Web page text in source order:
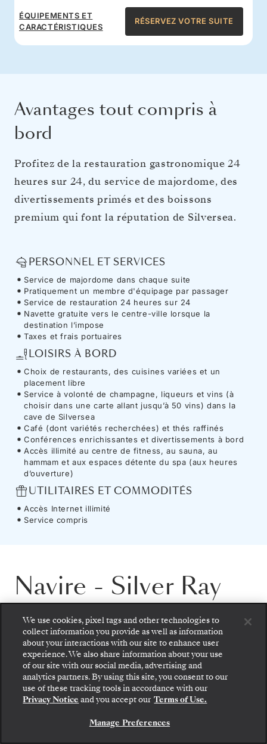
ÉQUIPEMENTS ET
CARACTÉRISTIQUES
RÉSERVEZ VOTRE SUITE
Avantages tout compris à
bord
Profitez de la restauration gastronomique 24
heures sur 24, du service de majordome, des
divertissements primés et des boissons
premium qui font la réputation de Silversea.
PERSONNEL ET SERVICES
Service de majordome dans chaque suite
Pratiquement un membre d'équipage par passager
Service de restauration 24 heures sur 24
Navette gratuite vers le centre-ville lorsque la
destination l’impose
Taxes et frais portuaires
LOISIRS À BORD
Choix de restaurants, des cuisines variées et un
placement libre
Service à volonté de champagne, liqueurs et vins (à
choisir dans une carte allant jusqu’à 50 vins) dans la
cave de Silversea
Café (dont variétés recherchées) et thés raffinés
Conférences enrichissantes et divertissements à bord
Accès illimité au centre de fitness, au sauna, au
hammam et aux espaces détente du spa (aux heures
d’ouverture)
UTILITAIRES ET COMMODITÉS
Accès Internet illimité
Service compris
Navire - Silver Ray
LeSilver Rayéclaire la voie vers une nouvelle
dimension du voyage, vous rapprochant de
l’exceptionnel. L’intimité d’un navire à taille
humaine rencontre des espaces sans limites et
des intérieurs élégants, habillés de verre et
vos pas dans des espaces baignés de lumière et
Montez à bord : choisissez votre suite et consultez
les tarifs et les prestations incluses avant de
confirmer votre voyage avec Silversea en toute
sécurité.
RÉSERVEZ VOTRE SUITE
We use cookies, pixel tags and other technologies to
collect information you provide as well as information
about your interactions with our site to enhance user
experience. We also share information about your use
of our site with our social media, advertising and
analytics partners. By using this site, you consent to our
use of these tracking tools in accordance with our
Privacy Notice and you accept our Terms of Use.
Manage Preferences